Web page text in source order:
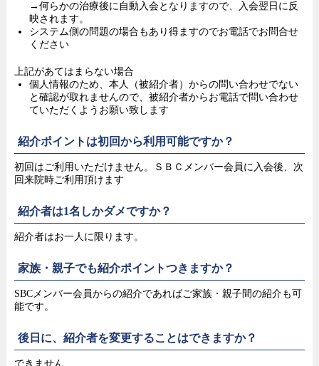
→何らかの治療後に自動入会となりますので、入会翌日に反
映されます。
システム側の問題の場合もあり得ますのでお電話でお問合せ
ください
上記があてはまらない場合
個人情報のため、本人（被紹介者）からの問い合わせでない
と確認が取れませんので、被紹介者からお電話で問い合わせ
ていただくようお願い致します
紹介ポイントは初回から利用可能ですか？
初回はご利用いただけません。ＳＢＣメンバー会員に入会後、次
回来院時ご利用頂けます
紹介者は1名しかダメですか？
紹介者はお一人に限ります。
家族・親子でも紹介ポイントつきますか？
SBCメンバー会員からの紹介であればご家族・親子間の紹介も可
能です。
後日に、紹介者を変更することはできますか？
できません